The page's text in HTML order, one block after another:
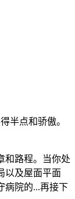
半点和骄傲。
和路程。当你处
以及屋面平面
病院的...再接下